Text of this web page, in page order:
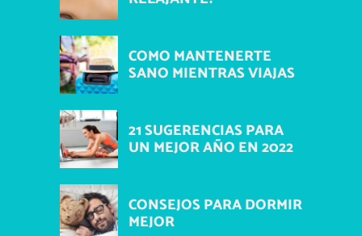
COMO MANTENERTE
SANO MIENTRAS VIAJAS
21 SUGERENCIAS PARA
UN MEJOR AÑO EN 2022
CONSEJOS PARA DORMIR
MEJOR